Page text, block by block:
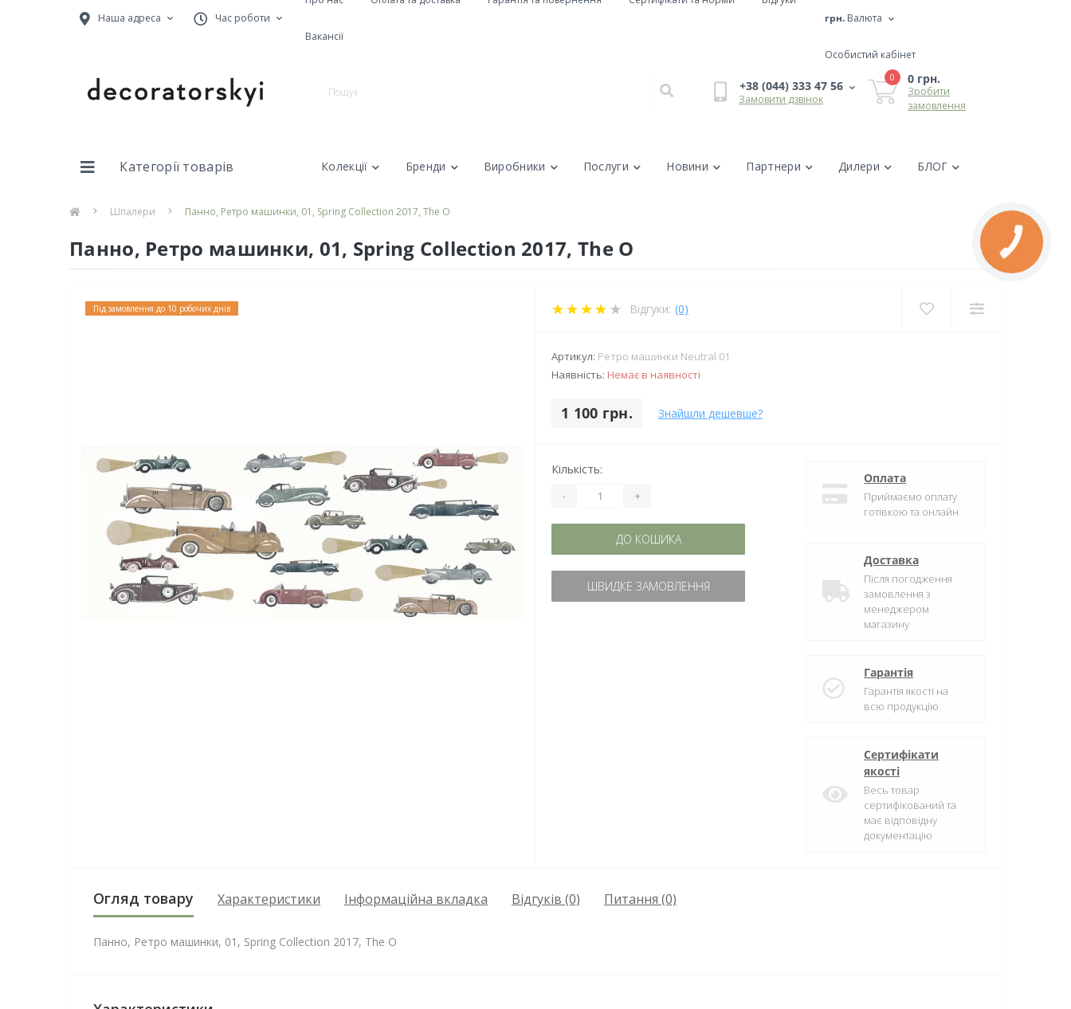
Наша адреса Час роботи
Вакансії
грн. Валюта
Особистий кабінет
+38 (044) 333 47 56
Замовити дзвінок
0 0 грн.
Зробити
замовлення
Категорії товарів Колекції Бренди Виробники Послуги Новини Партнери Дилери БЛОГ
Шпалери Панно, Ретро машинки, 01, Spring Collection 2017, The O
Панно, Ретро машинки, 01, Spring Collection 2017, The O
Під замовлення до 10 робочих днів Відгуки: (0)
Артикул: Ретро машинки Neutral 01
Наявність: Немає в наявності
1 100 грн. Знайшли дешевше?
Кількість:
- +
ДО КОШИКА
ШВИДКЕ ЗАМОВЛЕННЯ
Оплата
Приймаємо оплату
готівкою та онлайн
Доставка
Після погодження
замовлення з
менеджером
магазину
Гарантія
Гарантія якості на
всю продукцію
Сертифікати
якості
Весь товар
сертифікований та
має відповідну
документацію
Огляд товару Характеристики Інформаційна вкладка Відгуків (0) Питання (0)
Панно, Ретро машинки, 01, Spring Collection 2017, The O